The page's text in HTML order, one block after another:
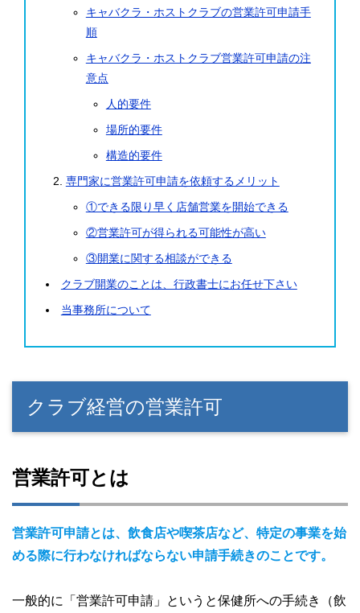
キャバクラ・ホストクラブの営業許可申請手
順
キャバクラ・ホストクラブ営業許可申請の注
意点
人的要件
場所的要件
構造的要件
専門家に営業許可申請を依頼するメリット
①できる限り早く店舗営業を開始できる
②営業許可が得られる可能性が高い
③開業に関する相談ができる
クラブ開業のことは、行政書士にお任せ下さい
当事務所について
クラブ経営の営業許可
営業許可とは
営業許可申請とは、飲食店や喫茶店など、特定の事業を始
める際に行わなければならない申請手続きのことです。
一般的に「営業許可申請」というと保健所への手続き（飲